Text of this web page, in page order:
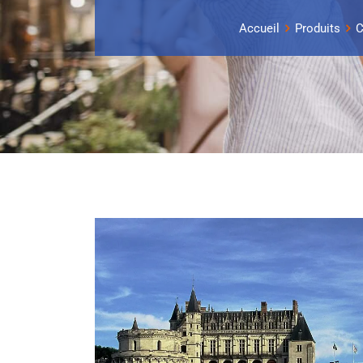
Accueil Produits